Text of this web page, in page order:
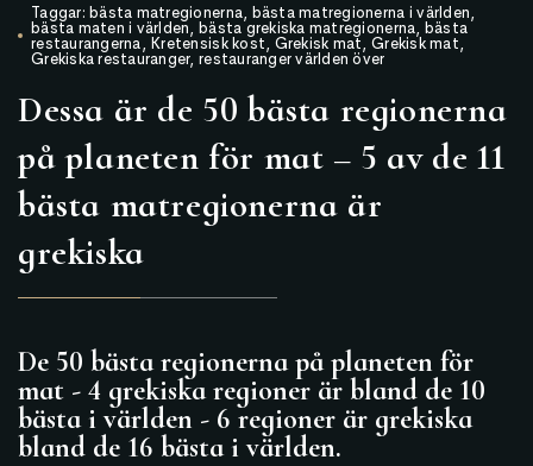
Taggar:bästa matregionerna, bästa matregionerna i världen,
bästa maten i världen, bästa grekiska matregionerna, bästa
restaurangerna, Kretensisk kost, Grekisk mat,Grekisk mat,
Grekiska restauranger, restauranger världen över
Dessa är de 50 bästa regionerna
på planeten för mat – 5 av de 11
bästa matregionerna är
grekiska
De 50 bästa regionerna på planeten för
mat - 4 grekiska regioner är bland de 10
bästa i världen - 6 regioner är grekiska
bland de 16 bästa i världen.